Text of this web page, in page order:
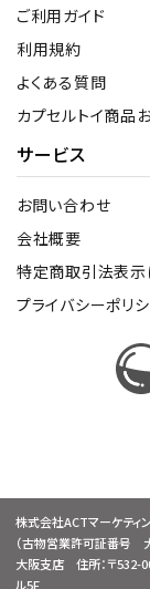
ご利用ガイド
利用規約
よくある質問
カプセルトイ商品
サービス
お問い合わせ
会社概要
特定商取引法表示
プライバシーポリ
株式会社ACTマーケティ
（古物営業許可証番号
大阪支店 住所：〒532-
ル5F